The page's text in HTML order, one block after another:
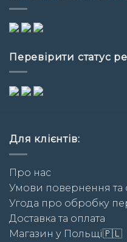
Перевірити статус
Для клієнтів:
Про нас
Умови повернення та
Угода про обробку
Доставка та оплата
Магазин у Польщі🇵🇱